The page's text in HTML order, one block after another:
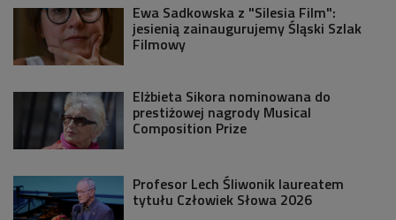
Ewa Sadkowska z "Silesia Film":
jesienią zainaugurujemy Śląski Szlak
Filmowy
Elżbieta Sikora nominowana do
prestiżowej nagrody Musical
Composition Prize
Profesor Lech Śliwonik laureatem
tytułu Człowiek Słowa 2026